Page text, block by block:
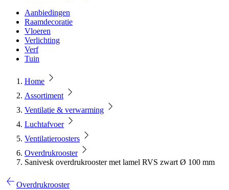
Aanbiedingen
Raamdecoratie
Vloeren
Verlichting
Verf
Tuin
Home
Assortiment
Ventilatie & verwarming
Luchtafvoer
Ventilatieroosters
Overdrukrooster
Sanivesk overdrukrooster met lamel RVS zwart Ø 100 mm
Overdrukrooster